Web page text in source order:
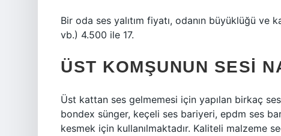
Bir oda ses yalıtım fiyatı, odanın büyüklüğü
vb.) 4.500 ile 17.
ÜST KOMŞUNUN SESI
Üst kattan ses gelmemesi için yapılan birkaç
bondex sünger, keçeli ses bariyeri, epdm ses
kesmek için kullanılmaktadır. Kaliteli malzeme